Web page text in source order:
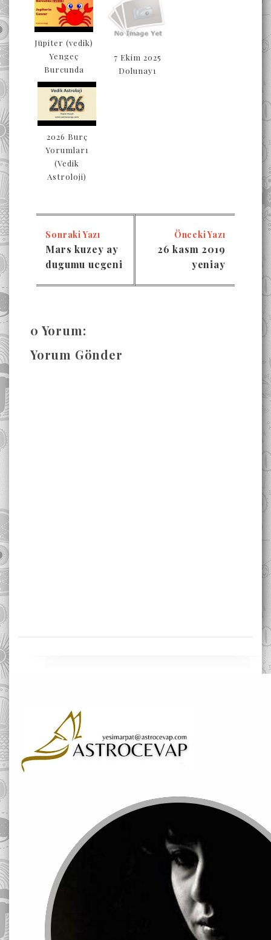
Jüpiter (vedik)
Yengeç
Burcunda
7 Ekim 2025
Dolunayı
2026 Burç
Yorumları
(Vedik
Astroloji)
Sonraki Yazı
Mars kuzey ay
dugumu ucgeni
Önceki Yazı
26 kasm 2019
yeniay
0 Yorum:
Yorum Gönder